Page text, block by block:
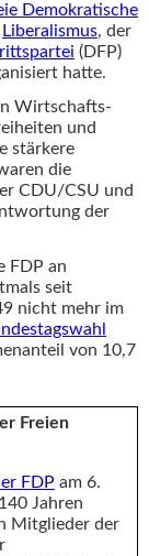
Demokratische
Liberalismus, der
(DFP)
hatte.
Wirtschafts-
und
stärkere
die
CDU/CSU und
der
FDP an
seit
nicht mehr im
von 10,7
Freien
FDP am 6.
Jahren
Mitglieder der